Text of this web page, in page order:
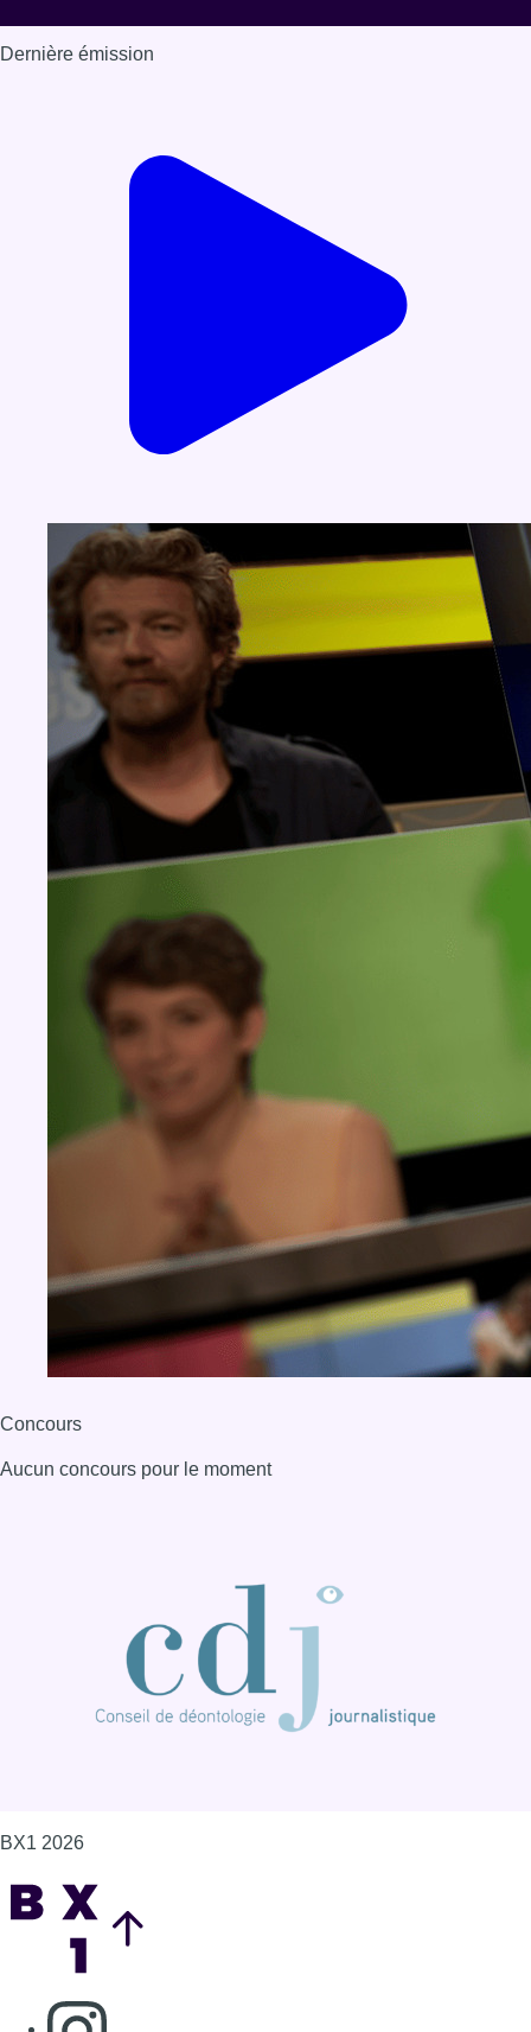
Dernière émission
Concours
Aucun concours pour le moment
BX1 2026
Consulter page Instagram